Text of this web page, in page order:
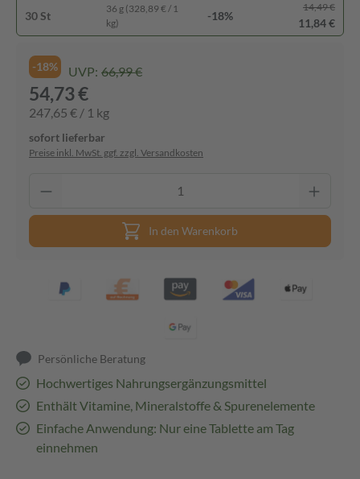
30 St
36 g (328,89 € / 1
kg)
-18%
14,49 €
11,84 €
-18% UVP: 66,99 €
54,73 €
247,65 € / 1 kg
sofort lieferbar
Preise inkl. MwSt. ggf. zzgl. Versandkosten
In den Warenkorb
Persönliche Beratung
Hochwertiges Nahrungsergänzungsmittel
Enthält Vitamine, Mineralstoffe & Spurenelemente
Einfache Anwendung: Nur eine Tablette am Tag
einnehmen